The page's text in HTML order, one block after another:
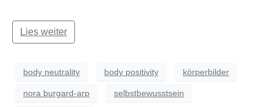
Lies weiter
body neutrality body positivity körperbilder
nora burgard-arp selbstbewusstsein